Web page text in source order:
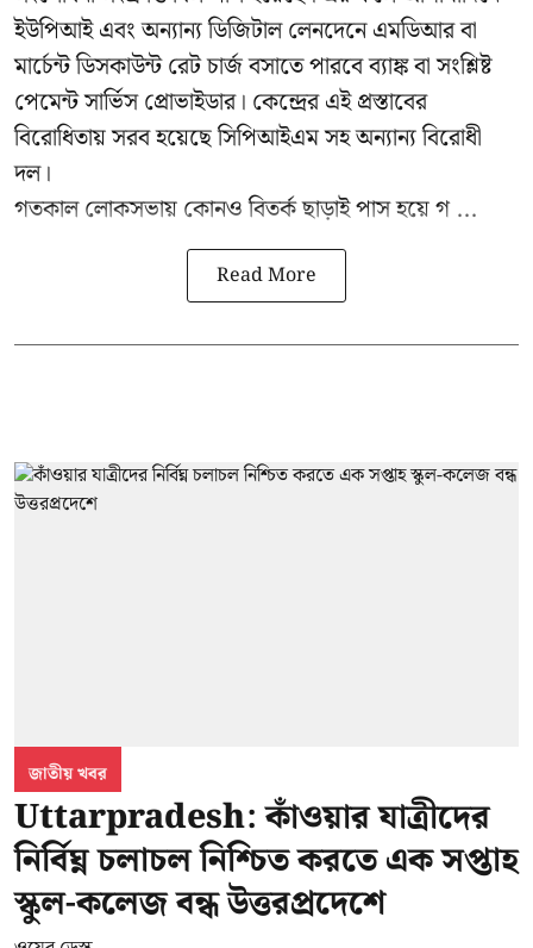
ইউপিআই এবং অন্যান্য ডিজিটাল লেনদেনে এমডিআর বা
মার্চেন্ট ডিসকাউন্ট রেট চার্জ বসাতে পারবে ব্যাঙ্ক বা সংশ্লিষ্ট
পেমেন্ট সার্ভিস প্রোভাইডার। কেন্দ্রের এই প্রস্তাবের
বিরোধিতায় সরব হয়েছে সিপিআইএম সহ অন্যান্য বিরোধী
দল।
গতকাল লোকসভায় কোনও বিতর্ক ছাড়াই পাস হয়ে গ ...
Read More
জাতীয় খবর
Uttarpradesh: কাঁওয়ার যাত্রীদের
নির্বিঘ্ন চলাচল নিশ্চিত করতে এক সপ্তাহ
স্কুল-কলেজ বন্ধ উত্তরপ্রদেশে